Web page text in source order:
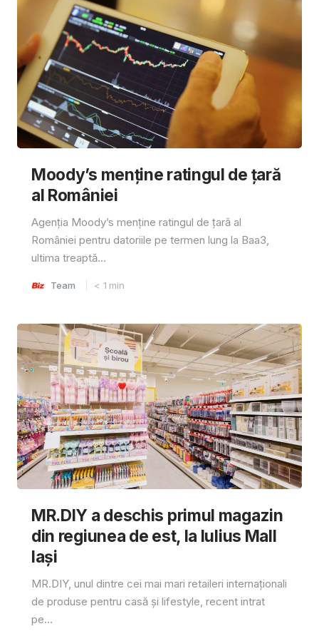
Moody’s menține ratingul de țară
al României
Agenția Moody’s menține ratingul de țară al
României pentru datoriile pe termen lung la Baa3,
ultima treaptă...
Team < 1 min
MR.DIY a deschis primul magazin
din regiunea de est, la Iulius Mall
Iași
MR.DIY, unul dintre cei mai mari retaileri internaționali
de produse pentru casă și lifestyle, recent intrat
pe...